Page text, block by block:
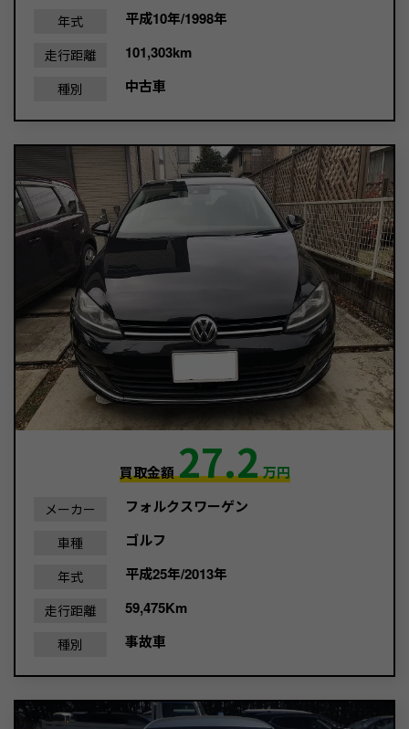
年式 平成10年/1998年
走行距離 101,303km
種別 中古車
買取金額27.2万円
メーカー フォルクスワーゲン
車種 ゴルフ
年式 平成25年/2013年
走行距離 59,475Km
種別 事故車